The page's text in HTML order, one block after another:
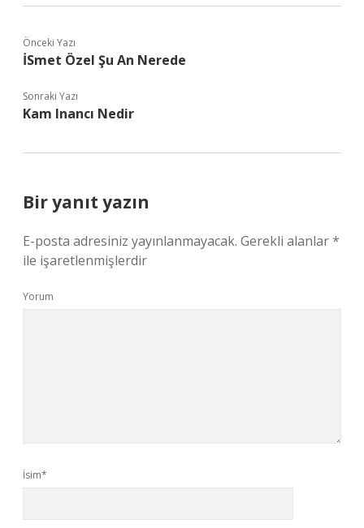
Önceki Yazı
İSmet Özel Şu An Nerede
Sonraki Yazı
Kam Inancı Nedir
Bir yanıt yazın
E-posta adresiniz yayınlanmayacak. Gerekli alanlar*
ile işaretlenmişlerdir
Yorum
İsim*